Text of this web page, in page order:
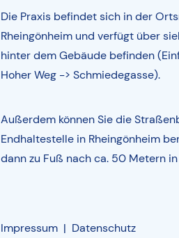
Die Praxis befindet sich in der
Rheingönheim und verfügt über
hinter dem Gebäude befinden
Hoher Weg -> Schmiedegasse).
Außerdem können Sie die
Endhaltestelle in Rheingönheim
dann zu Fuß nach ca. 50 Metern
Impressum Datenschutz